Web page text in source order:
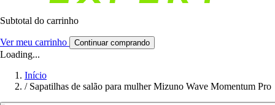
Subtotal do carrinho
Ver meu carrinho Continuar comprando
Loading...
Início
/ Sapatilhas de salão para mulher Mizuno Wave Momentum Pro